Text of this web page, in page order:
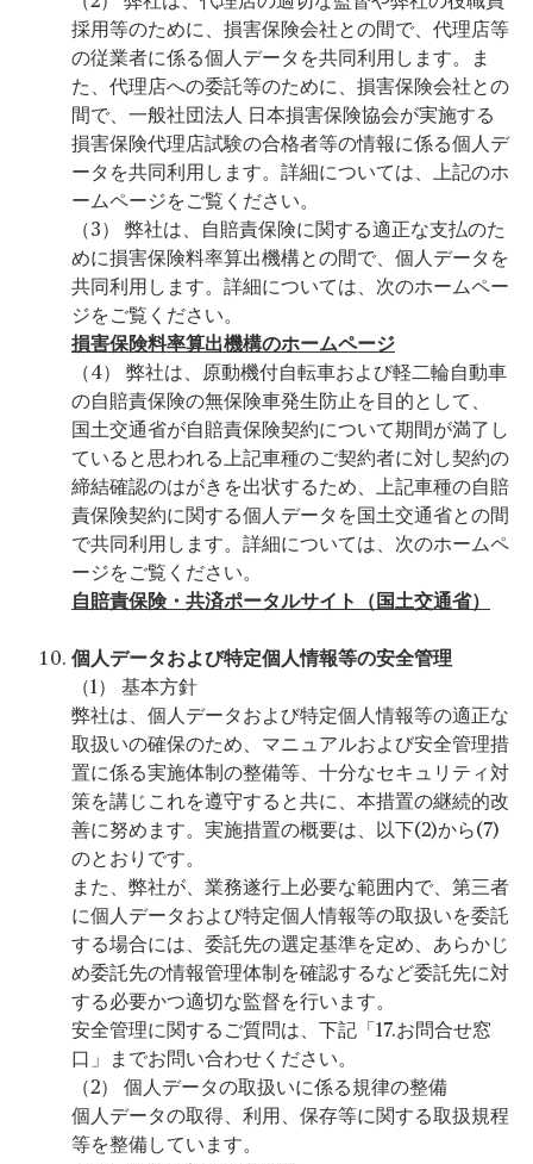
採用等のために、損害保険会社との間で、代理店等
の従業者に係る個人データを共同利用します。ま
た、代理店への委託等のために、損害保険会社との
間で、一般社団法人 日本損害保険協会が実施する
損害保険代理店試験の合格者等の情報に係る個人デ
ータを共同利用します。詳細については、上記のホ
ームページをご覧ください。
（3） 弊社は、自賠責保険に関する適正な支払のた
めに損害保険料率算出機構との間で、個人データを
共同利用します。詳細については、次のホームペー
ジをご覧ください。
損害保険料率算出機構のホームページ
（4） 弊社は、原動機付自転車および軽二輪自動車
の自賠責保険の無保険車発生防止を目的として、
国土交通省が自賠責保険契約について期間が満了し
ていると思われる上記車種のご契約者に対し契約の
締結確認のはがきを出状するため、上記車種の自賠
責保険契約に関する個人データを国土交通省との間
で共同利用します。詳細については、次のホームペ
ージをご覧ください。
自賠責保険・共済ポータルサイト（国土交通省）
個人データおよび特定個人情報等の安全管理
（1） 基本方針
弊社は、個人データおよび特定個人情報等の適正な
取扱いの確保のため、マニュアルおよび安全管理措
置に係る実施体制の整備等、十分なセキュリティ対
策を講じこれを遵守すると共に、本措置の継続的改
善に努めます。実施措置の概要は、以下(2)から(7)
のとおりです。
また、弊社が、業務遂行上必要な範囲内で、第三者
に個人データおよび特定個人情報等の取扱いを委託
する場合には、委託先の選定基準を定め、あらかじ
め委託先の情報管理体制を確認するなど委託先に対
する必要かつ適切な監督を行います。
安全管理に関するご質問は、下記「17.お問合せ窓
口」までお問い合わせください。
（2） 個人データの取扱いに係る規律の整備
個人データの取得、利用、保存等に関する取扱規程
等を整備しています。